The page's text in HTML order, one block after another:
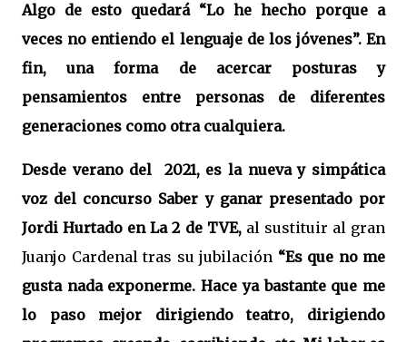
Algo de esto quedará “Lo he hecho porque a
veces no entiendo el lenguaje de los jóvenes”. En
fin, una forma de acercar posturas y
pensamientos entre personas de diferentes
generaciones como otra cualquiera.
Desde verano del
2021, es la nueva y simpática
voz del concurso Saber y ganar presentado por
Jordi Hurtado en La 2 de TVE,al sustituir al gran
Juanjo Cardenal tras su jubilación ​“Es que no me
gusta nada exponerme. Hace ya bastante que me
lo paso mejor dirigiendo teatro, dirigiendo